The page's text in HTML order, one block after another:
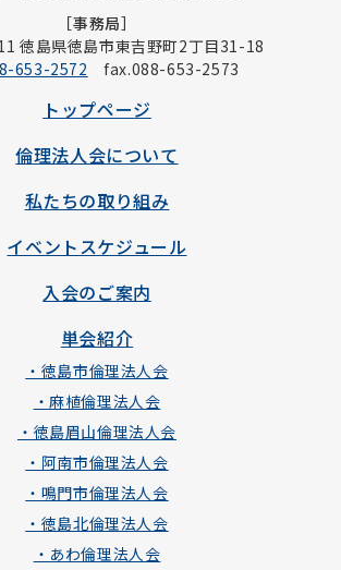
［事務局］
徳島県徳島市東吉野町2丁目31-18
653-2572 fax.088-653-2573
トップページ
倫理法人会について
私たちの取り組み
イベントスケジュール
入会のご案内
単会紹介
・徳島市倫理法人会
・麻植倫理法人会
・徳島眉山倫理法人会
・阿南市倫理法人会
・鳴門市倫理法人会
・徳島北倫理法人会
・あわ倫理法人会